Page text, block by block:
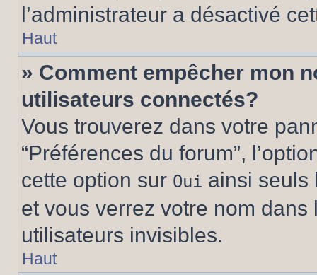
l’administrateur a désactivé
Haut
» Comment empêcher mon
utilisateurs connectés?
Vous trouverez dans votre
“Préférences du forum”,
cette option sur Oui ainsi seuls
et vous verrez votre nom
utilisateurs invisibles.
Haut